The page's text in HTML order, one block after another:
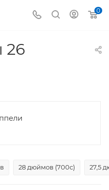
0
26
28 дюймов (700c) 27,5